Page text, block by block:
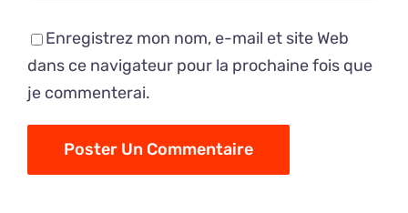
Enregistrez mon nom, e-mail et site Web
dans ce navigateur pour la prochaine fois que
je commenterai.